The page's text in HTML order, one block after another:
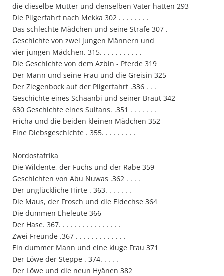
die dieselbe Mutter und denselben Vater hatten 293
Die Pilgerfahrt nach Mekka 302 . . . . . . . .
Das schlechte Mädchen und seine Strafe 307 .
Geschichte von zwei jungen Männern und
vier jungen Mädchen. 315. . . . . . . . . . .
Die Geschichte von dem Azbin - Pferde 319
Der Mann und seine Frau und die Greisin 325
Der Ziegenbock auf der Pilgerfahrt .336 . . .
Geschichte eines Schaanbi und seiner Braut 342
630 Geschichte eines Sultans. .351 . . . . . . .
Fricha und die beiden kleinen Mädchen 352
Eine Diebsgeschichte . 355. . . . . . . . .
Nordostafrika
Die Wildente, der Fuchs und der Rabe 359
Geschichten von Abu Nuwas .362 . . . .
Der unglückliche Hirte . 363. . . . . . .
Die Maus, der Frosch und die Eidechse 364
Die dummen Eheleute 366
Der Hase. 367. . . . . . . . . . . . . . . .
Zwei Freunde .367 . . . . . . . . . . . . .
Ein dummer Mann und eine kluge Frau 371
Der Löwe der Steppe . 374. . . . .
Der Löwe und die neun Hyänen 382